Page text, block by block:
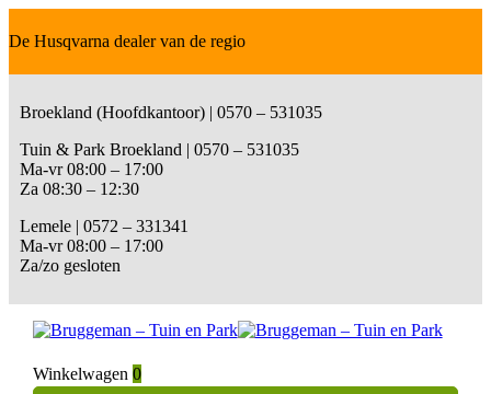
De Husqvarna dealer van de regio
Broekland (Hoofdkantoor) | 0570 – 531035
Tuin & Park Broekland | 0570 – 531035
Ma-vr 08:00 – 17:00
Za 08:30 – 12:30
Lemele | 0572 – 331341
Ma-vr 08:00 – 17:00
Za/zo gesloten
Winkelwagen 0